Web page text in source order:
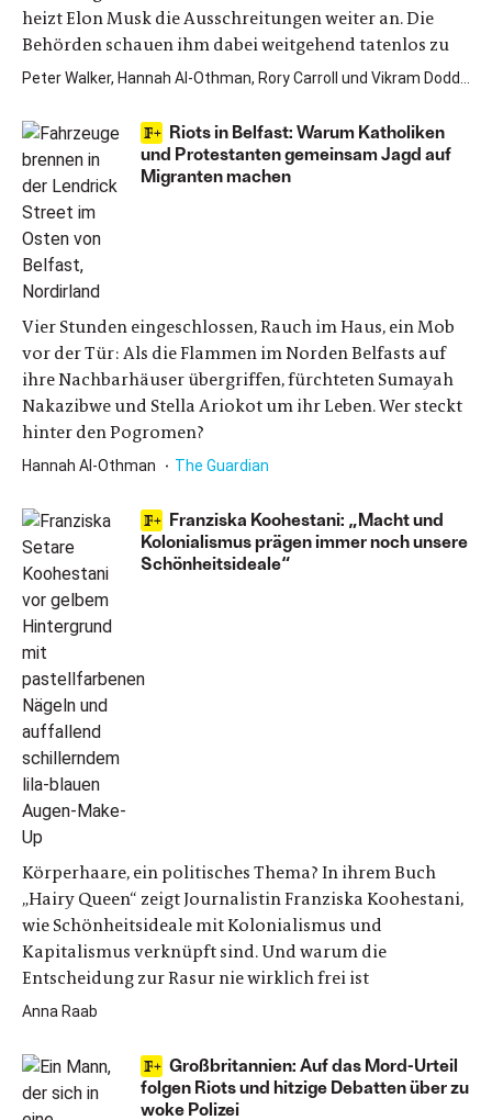
heizt Elon Musk die Ausschreitungen weiter an. Die
Behörden schauen ihm dabei weitgehend tatenlos zu
Riots in Belfast: Warum Katholiken
und Protestanten gemeinsam Jagd auf
Migranten machen
Vier Stunden eingeschlossen, Rauch im Haus, ein Mob
vor der Tür: Als die Flammen im Norden Belfasts auf
ihre Nachbarhäuser übergriffen, fürchteten Sumayah
Nakazibwe und Stella Ariokot um ihr Leben. Wer steckt
hinter den Pogromen?
Hannah Al-Othman The Guardian
Franziska Koohestani: „Macht und
Kolonialismus prägen immer noch unsere
Schönheitsideale“
Körperhaare, ein politisches Thema? In ihrem Buch
„Hairy Queen“ zeigt Journalistin Franziska Koohestani,
wie Schönheitsideale mit Kolonialismus und
Kapitalismus verknüpft sind. Und warum die
Entscheidung zur Rasur nie wirklich frei ist
Anna Raab
Großbritannien: Auf das Mord-Urteil
folgen Riots und hitzige Debatten über zu
woke Polizei